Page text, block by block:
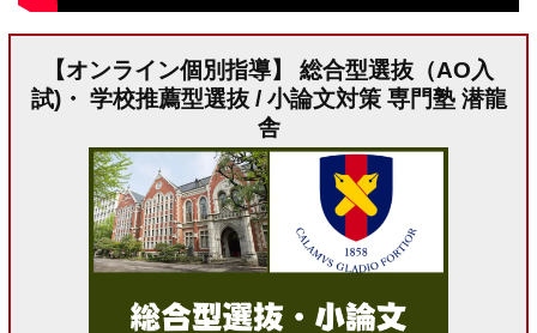
【オンライン個別指導】 総合型選抜（AO入
試)・ 学校推薦型選抜 / 小論文対策 専門塾 潜龍
舎